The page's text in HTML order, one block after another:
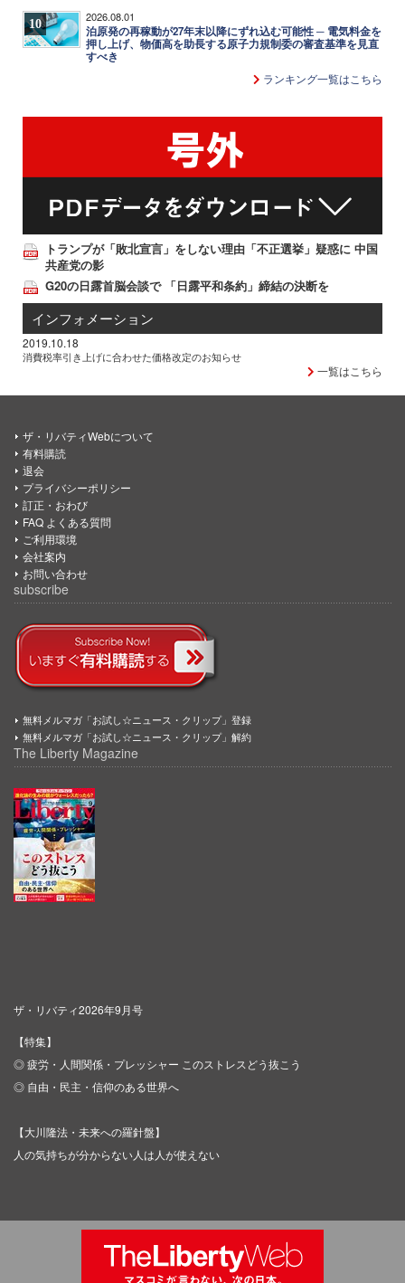
10 2026.08.01
泊原発の再稼動が27年末以降にずれ込む可能性 ─ 電気料金を
押し上げ、物価高を助長する原子力規制委の審査基準を見直
すべき
ランキング一覧はこちら
トランプが「敗北宣言」をしない理由「不正選挙」疑惑に 中国
共産党の影
G20の日露首脳会談で 「日露平和条約」締結の決断を
インフォメーション
2019.10.18
消費税率引き上げに合わせた価格改定のお知らせ
一覧はこちら
ザ・リバティWebについて
有料購読
退会
プライバシーポリシー
訂正・おわび
FAQ よくある質問
ご利用環境
会社案内
お問い合わせ
subscribe
無料メルマガ「お試し☆ニュース・クリップ」登録
無料メルマガ「お試し☆ニュース・クリップ」解約
The Liberty Magazine
ザ・リバティ2026年9月号
【特集】
◎ 疲労・人間関係・プレッシャー このストレスどう抜こう
◎ 自由・民主・信仰のある世界へ
【大川隆法・未来への羅針盤】
人の気持ちが分からない人は人が使えない